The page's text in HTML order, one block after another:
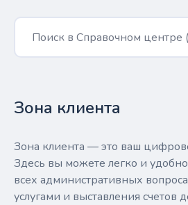
Зона клиента
Зона клиента — это ваш
Здесь вы можете легко и удобно
всех административных
услугами и выставления счетов